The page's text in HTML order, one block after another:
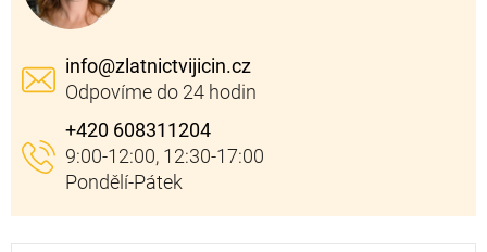
info@zlatnictvijicin.cz
+420 608311204